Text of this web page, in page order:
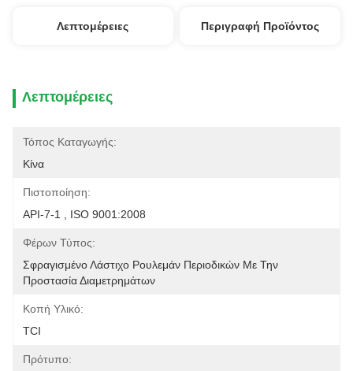
Λεπτομέρειες Περιγραφή Προϊόντος
Λεπτομέρειες
Τόπος Καταγωγής:
Κίνα
Πιστοποίηση:
API-7-1 , ISO 9001:2008
Φέρων Τύπος:
Σφραγισμένο Λάστιχο Ρουλεμάν Περιοδικών Με Την
Προστασία Διαμετρημάτων
Κοπή Υλικό:
TCI
Πρότυπο: